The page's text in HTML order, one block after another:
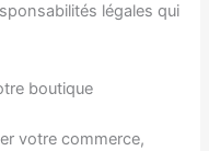
légales qui
boutique
votre commerce,